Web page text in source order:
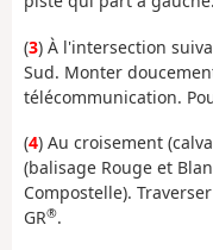
(3) À l'intersection
Sud. Monter
télécommunication.
(4) Au croisement
(balisage Rouge et
Compostelle).
GR®.